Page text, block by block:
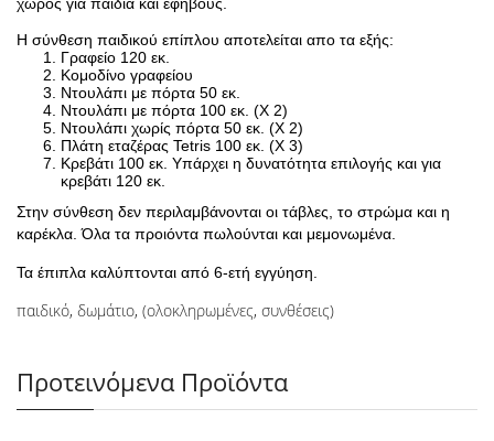
Η σύνθεση παιδικού επίπλου αποτελείται απο τα εξής:
Γραφείο 120 εκ.
Κομοδίνο γραφείου
Ντουλάπι με πόρτα 50 εκ.
Ντουλάπι με πόρτα 100 εκ. (X 2)
Ντουλάπι χωρίς πόρτα 50 εκ. (X 2)
Πλάτη εταζέρας Tetris 100 εκ. (X 3)
Κρεβάτι 100 εκ. Υπάρχει η δυνατότητα επιλογής και για
κρεβάτι 120 εκ.
Στην σύνθεση δεν περιλαμβάνονται οι τάβλες, το στρώμα και η
καρέκλα. Όλα τα προιόντα πωλούνται και μεμονωμένα.
Τα έπιπλα καλύπτονται από 6-ετή εγγύηση.
παιδικό, δωμάτιο, (ολοκληρωμένες, συνθέσεις)
Προτεινόμενα Προϊόντα